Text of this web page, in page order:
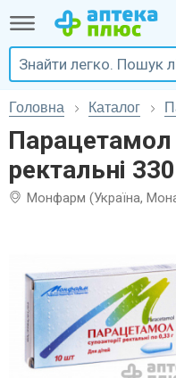
Головна Каталог
Парацетамол
ректальні
Монфарм (Україна,